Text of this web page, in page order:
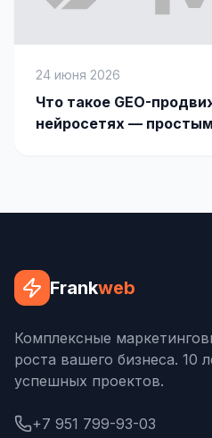
24 июня 2026
Что такое GEO-
нейросетях —
Frankweb
Комплексные
роста вашего бизнеса. 10
успешных проектов.
+7 951 799-93-03